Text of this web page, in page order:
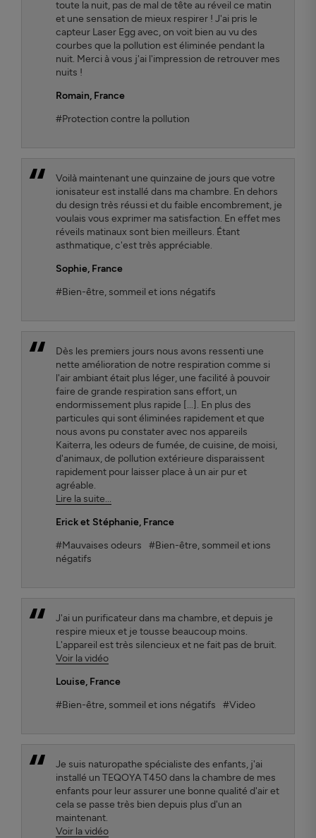
toute la nuit, pas de mal de tête au réveil ce matin
et une sensation de mieux respirer ! J'ai pris le
capteur Laser Egg avec, on voit bien au vu des
courbes que la pollution est éliminée pendant la
nuit. Merci à vous j'ai l'impression de retrouver mes
nuits !
Romain, France
#Protection contre la pollution
Voilà maintenant une quinzaine de jours que votre
ionisateur est installé dans ma chambre. En dehors
du design très réussi et du faible encombrement, je
voulais vous exprimer ma satisfaction. En effet mes
réveils matinaux sont bien meilleurs. Étant
asthmatique, c'est très appréciable.
Sophie, France
#Bien-être, sommeil et ions négatifs
Dès les premiers jours nous avons ressenti une
nette amélioration de notre respiration comme si
l'air ambiant était plus léger, une facilité à pouvoir
faire de grande respiration sans effort, un
endormissement plus rapide [...]. En plus des
particules qui sont éliminées rapidement et que
nous avons pu constater avec nos appareils
Kaiterra, les odeurs de fumée, de cuisine, de moisi,
d'animaux, de pollution extérieure disparaissent
rapidement pour laisser place à un air pur et
agréable.
Lire la suite...
Erick et Stéphanie, France
#Mauvaises odeurs
#Bien-être, sommeil et ions
négatifs
J'ai un purificateur dans ma chambre, et depuis je
respire mieux et je tousse beaucoup moins.
L'appareil est très silencieux et ne fait pas de bruit.
Voir la vidéo
Louise, France
#Bien-être, sommeil et ions négatifs
#Video
Je suis naturopathe spécialiste des enfants, j'ai
installé un TEQOYA T450 dans la chambre de mes
enfants pour leur assurer une bonne qualité d'air et
cela se passe très bien depuis plus d'un an
maintenant.
Voir la vidéo